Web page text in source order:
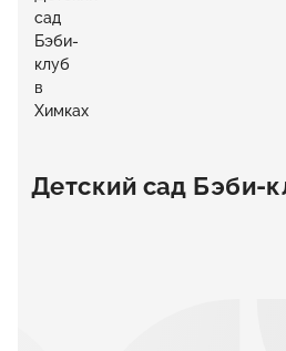
Детский сад Бэби-